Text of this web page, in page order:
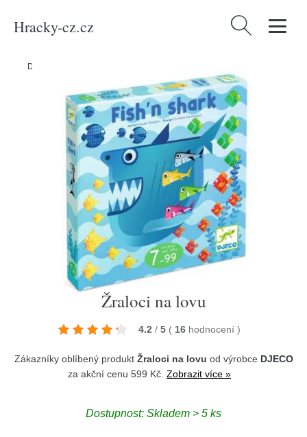
Hracky-cz.cz Vyhledávání
Domů
Žraloci na lovu
4.2 / 5 ( 16 hodnocení )
Zákazníky oblíbený produkt Žraloci na lovu od výrobce DJECO
za akční cenu 599 Kč. Zobrazit více »
Dostupnost: Skladem > 5 ks